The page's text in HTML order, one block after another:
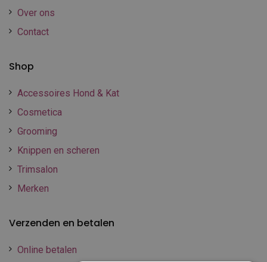
Over ons
Contact
Shop
Accessoires Hond & Kat
Cosmetica
Grooming
Knippen en scheren
Trimsalon
Merken
Verzenden en betalen
Online betalen